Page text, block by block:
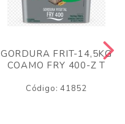
GORDURA FRIT-14,5KG
COAMO FRY 400-Z T
Código: 41852